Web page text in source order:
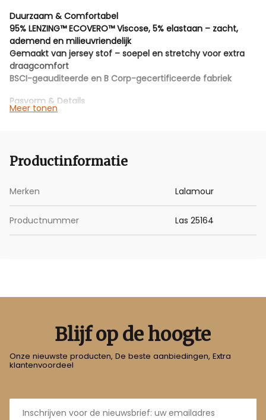
Duurzaam & Comfortabel
95% LENZING™ ECOVERO™ Viscose, 5% elastaan – zacht,
ademend en milieuvriendelijk
Gemaakt van jersey stof – soepel en stretchy voor extra
draagcomfort
BSCI-geauditeerde en B Corp-gecertificeerde fabriek
Pasvorm & Details
V-hals en doorknoopsluiting voor een elegante look
Meer tonen
Productinformatie
Merken Lalamour
Productnummer Las 25164
Blijf op de hoogte
Onze nieuwste producten, De beste aanbiedingen, Extra
klantenvoordeel
E-
mailadres